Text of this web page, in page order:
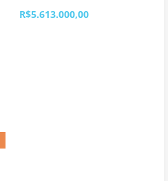
R$5.613.000,00